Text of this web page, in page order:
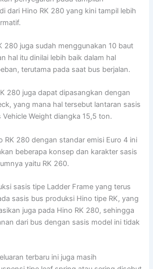
dari Hino RK 280 yang kini tampil lebih
280 juga sudah menggunakan 10 baut
hal itu dinilai lebih baik dalam hal
terutama pada saat bus berjalan.
280 juga dapat dipasangkan dengan
yang mana hal tersebut lantaran sasis
Vehicle Weight diangka 15,5 ton.
RK 280 dengan standar emisi Euro 4 ini
beberapa konsep dan karakter sasis
yaitu RK 260.
sasis tipe Ladder Frame yang terus
sasis bus produksi Hino tipe RK, yang
juga pada Hino RK 280, sehingga
dari bus dengan sasis model ini tidak
terbaru ini juga masih